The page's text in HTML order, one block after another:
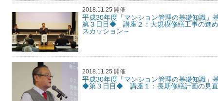
2018.11.25 開催
平成30年度「マンション管理の基礎知識
第３日目◆ 講座２：大規模修繕工事の進
スカッション～
2018.11.25 開催
平成30年度「マンション管理の基礎知識
◆第３日目◆ 講座１：長期修繕計画の見